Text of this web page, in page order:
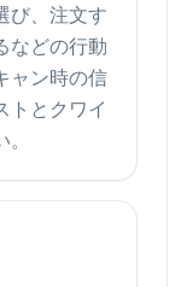
び、注文す
などの行動
ャン時の信
トとクワイ